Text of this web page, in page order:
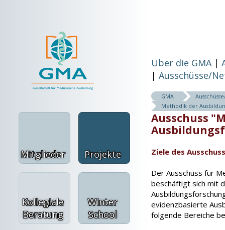
Über die GMA
Ausschüsse/
GMA
Methodik der
Ausschuss
Ziele des
Der Ausschuss für
beschäftigt sich mit
evidenzbasierte
folgende Bereiche
Mitglieder Projekte
Kollegiale
Beratung
Winter
School